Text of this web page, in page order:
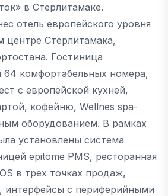
в Стерлитамаке.
отель европейского уровня
центре Стерлитамака,
Гостиница
64 комфортабельных номера,
с европейской кухней,
кофейню, Wellnes spa-
оборудованием. В рамках
установлены система
epitome PMS, ресторанная
в трех точках продаж,
интерфейсы с периферийными